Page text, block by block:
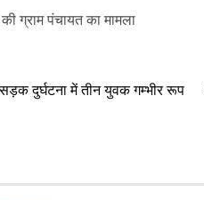
ग्राम पंचायत का मामला
दुर्घटना में तीन युवक गम्भीर रूप